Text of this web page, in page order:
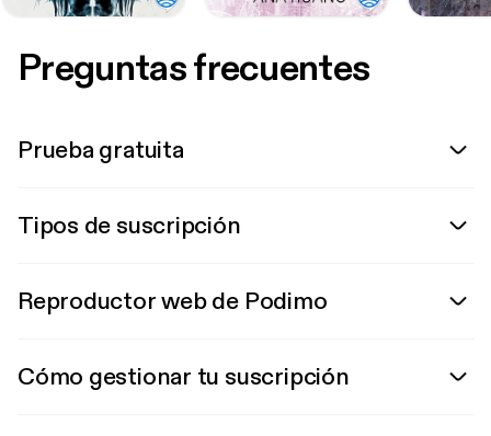
Preguntas frecuentes
Prueba gratuita
Tipos de suscripción
Reproductor web de Podimo
Cómo gestionar tu suscripción